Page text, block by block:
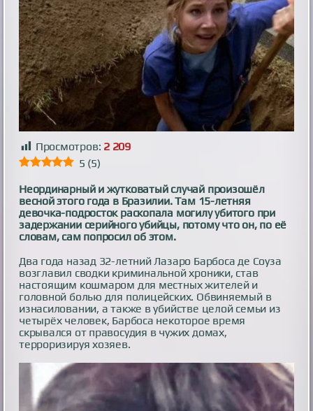
Просмотров: 2 209
5 (5)
Неординарный и жутковатый случай произошёл
весной этого года в Бразилии. Там 15-летняя
девочка-подросток раскопала могилу убитого при
задержании серийного убийцы, потому что он, по её
словам, сам попросил об этом.
Два года назад 32-летний Лазаро Барбоса де Соуза
возглавил сводки криминальной хроники, став
настоящим кошмаром для местных жителей и
головной болью для полицейских. Обвиняемый в
изнасиловании, а также в убийстве целой семьи из
четырёх человек, Барбоса некоторое время
скрывался от правосудия в чужих домах,
терроризируя хозяев.